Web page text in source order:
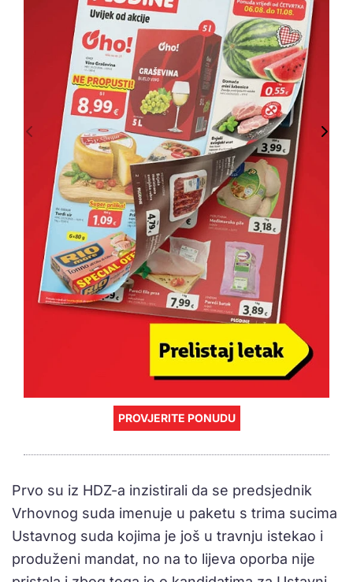
PROVJERITE PONUDU
Prvo su iz HDZ-a inzistirali da se predsjednik
Vrhovnog suda imenuje u paketu s trima sucima
Ustavnog suda kojima je još u travnju istekao i
produženi mandat, no na to lijeva oporba nije